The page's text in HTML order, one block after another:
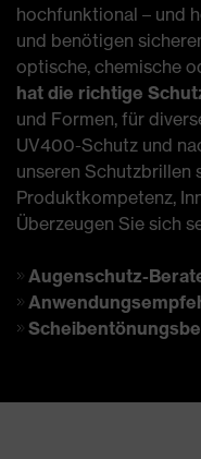
hochfunktional – und
und benötigen
optische, chemische
hat die richtige
und Formen, für
UV400-Schutz und
unseren Schutzbrillen
Produktkompetenz,
Überzeugen Sie sich
Augenschutz-